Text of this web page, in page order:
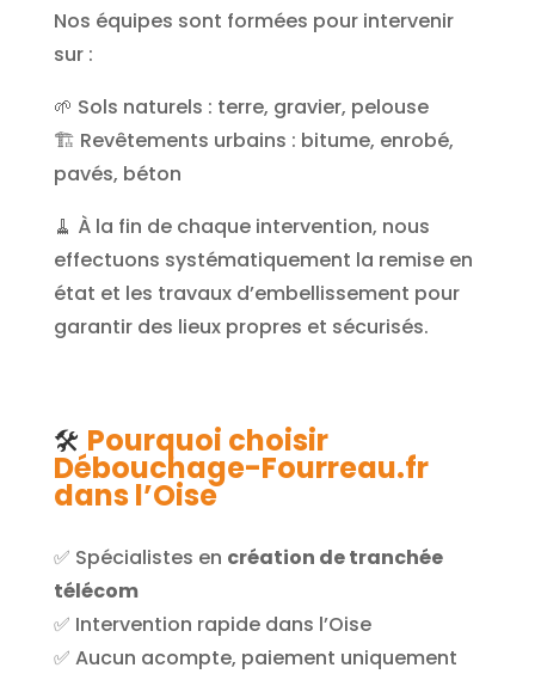
Nos équipes sont formées pour intervenir
sur :
🌱 Sols naturels : terre, gravier, pelouse
🏗️ Revêtements urbains : bitume, enrobé,
pavés, béton
🧹 À la fin de chaque intervention, nous
effectuons systématiquement la remise en
état et les travaux d’embellissement pour
garantir des lieux propres et sécurisés.
🛠️ Pourquoi choisir
Débouchage-Fourreau.fr
dans l’Oise
✅ Spécialistes en création de tranchée
télécom
✅ Intervention rapide dans l’Oise
✅ Aucun acompte, paiement uniquement